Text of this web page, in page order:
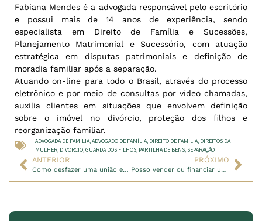
Fabiana Mendes é a advogada responsável pelo escritório
e possui mais de 14 anos de experiência, sendo
especialista em Direito de Família e Sucessões,
Planejamento Matrimonial e Sucessório, com atuação
estratégica em disputas patrimoniais e definição de
moradia familiar após a separação.
Atuando on-line para todo o Brasil, através do processo
eletrônico e por meio de consultas por vídeo chamadas,
auxilia clientes em situações que envolvem definição
sobre o imóvel no divórcio, proteção dos filhos e
reorganização familiar.
ADVOGADA DE FAMÍLIA,ADVOGADO DE FAMÍLIA, DIREITO DE FAMÍLIA, DIREITOS DA
MULHER, DIVORCIO,GUARDA DOS FILHOS, PARTILHA DE BENS, SEPARAÇÃO
ANTERIOR
Como desfazer uma união estável sem abrir mão do que é seu
PRÓXIMO
Posso vender ou financiar um imóvel arrematado antes da posse?